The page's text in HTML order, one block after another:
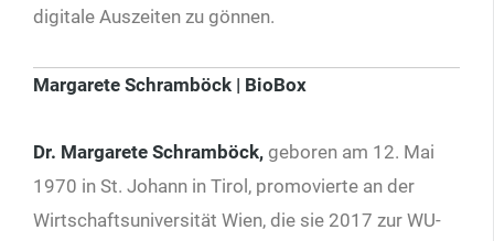
digitale Auszeiten zu gönnen.
Margarete Schramböck | BioBox
Dr. Margarete Schramböck, geboren am 12. Mai
1970 in St. Johann in Tirol, promovierte an der
Wirtschaftsuniversität Wien, die sie 2017 zur WU-